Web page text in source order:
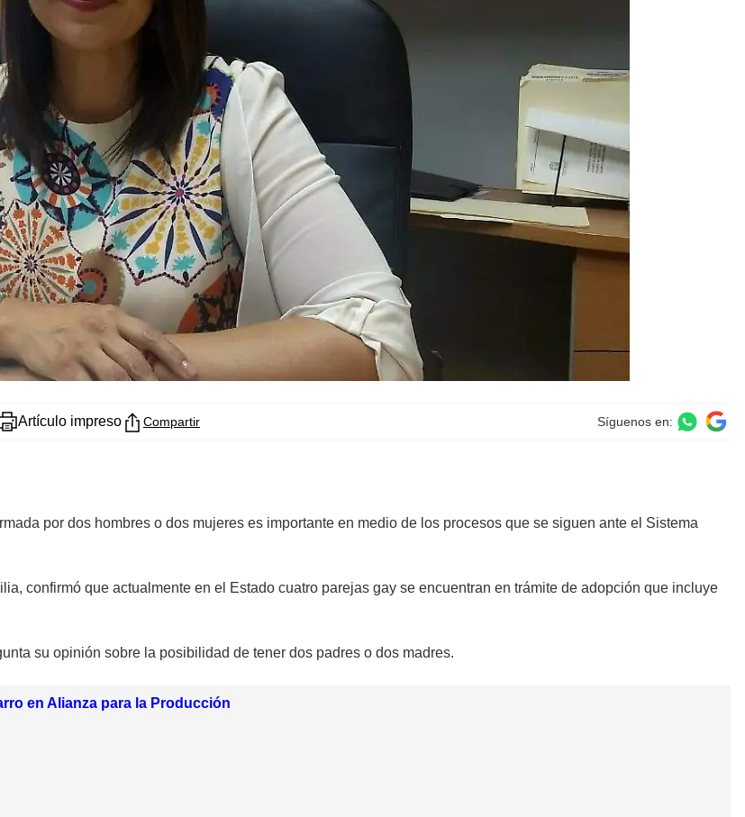
Artículo impreso Compartir Síguenos en:
por dos hombres o dos mujeres es importante en medio de los procesos que se siguen ante el Sistema
confirmó que actualmente en el Estado cuatro parejas gay se encuentran en trámite de adopción que incluye
su opinión sobre la posibilidad de tener dos padres o dos madres.
en Alianza para la Producción